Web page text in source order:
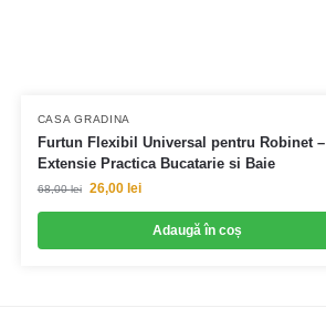
CASA GRADINA
Furtun Flexibil Universal pentru Robinet –
Extensie Practica Bucatarie si Baie
68,00lei 26,00 lei
Adaugă în coș